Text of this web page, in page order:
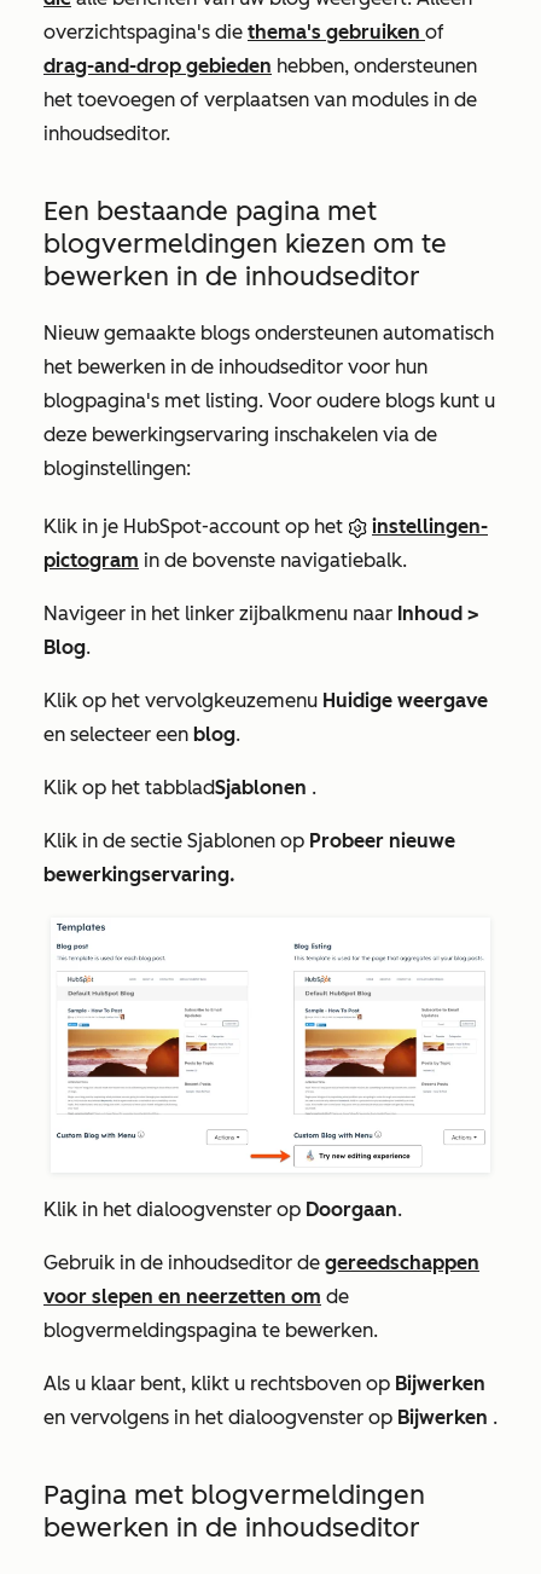
overzichtspagina's die thema's gebruiken of
drag-and-drop gebieden hebben, ondersteunen
het toevoegen of verplaatsen van modules in de
inhoudseditor.
Een bestaande pagina met
blogvermeldingen kiezen om te
bewerken in de inhoudseditor
Nieuw gemaakte blogs ondersteunen automatisch
het bewerken in de inhoudseditor voor hun
blogpagina's met listing. Voor oudere blogs kunt u
deze bewerkingservaring inschakelen via de
bloginstellingen:
Klik in je HubSpot-account op het
instellingen-
pictogram in de bovenste navigatiebalk.
Navigeer in het linker zijbalkmenu naar Inhoud >
Blog.
Klik op het vervolgkeuzemenu Huidige weergave
en selecteer een blog.
Klik op het tabbladSjablonen .
Klik in de sectie Sjablonen op Probeer nieuwe
bewerkingservaring.
Klik in het dialoogvenster op Doorgaan.
Gebruik in de inhoudseditor de gereedschappen
voor slepen en neerzetten om de
blogvermeldingspagina te bewerken.
Als u klaar bent, klikt u rechtsboven op Bijwerken
en vervolgens in het dialoogvenster op Bijwerken .
Pagina met blogvermeldingen
bewerken in de inhoudseditor